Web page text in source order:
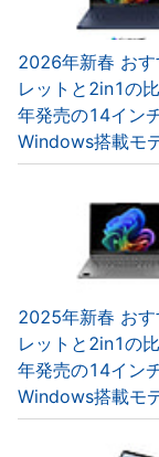
2026年新春 お
レットと2in1の
年発売の14イン
Windows搭載モ
2025年新春 お
レットと2in1の
年発売の14イン
Windows搭載モ